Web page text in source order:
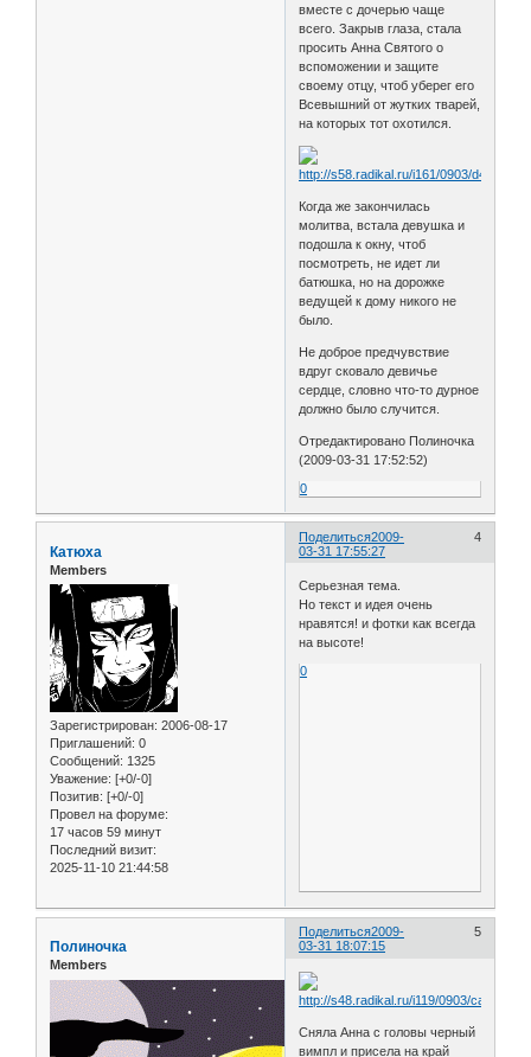
вместе с дочерью чаще
всего. Закрыв глаза, стала
просить Анна Святого о
вспоможении и защите
своему отцу, чтоб уберег его
Всевышний от жутких тварей,
на которых тот охотился.
Когда же закончилась
молитва, встала девушка и
подошла к окну, чтоб
посмотреть, не идет ли
батюшка, но на дорожке
ведущей к дому никого не
было.
Не доброе предчувствие
вдруг сковало девичье
сердце, словно что-то дурное
должно было случится.
Отредактировано Полиночка
(2009-03-31 17:52:52)
0
Поделиться 4
2009-
03-31 17:55:27
Катюха
Members
Зарегистрирован: 2006-08-17
Приглашений: 0
Сообщений: 1325
Уважение: [+0/-0]
Позитив: [+0/-0]
Провел на форуме:
17 часов 59 минут
Последний визит:
2025-11-10 21:44:58
Серьезная тема.
Но текст и идея очень
нравятся! и фотки как всегда
на высоте!
0
Поделиться 5
2009-
03-31 18:07:15
Полиночка
Members
Сняла Анна с головы черный
вимпл и присела на край